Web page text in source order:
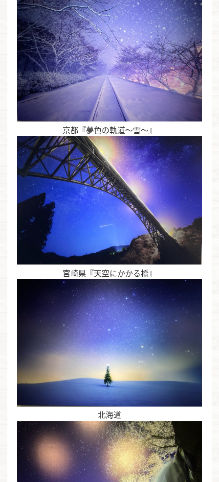
京都『夢色の軌道〜雪〜』
宮崎県『天空にかかる橋』
北海道